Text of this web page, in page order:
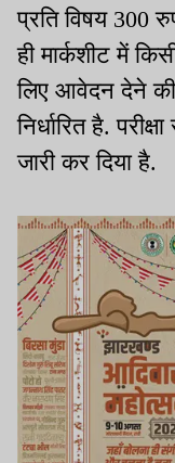
प्रति विषय 300
ही मार्कशीट में
लिए आवेदन देने
निर्धारित है.
जारी कर दिया है.